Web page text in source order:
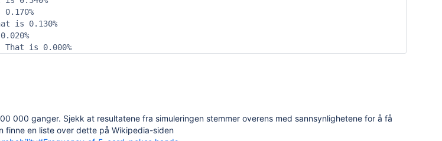
is 0.130%
is 0.000%
000 ganger. Sjekk at resultatene fra simuleringen stemmer overens med sannsynlighetene for å få
finne en liste over dette på Wikipedia-siden